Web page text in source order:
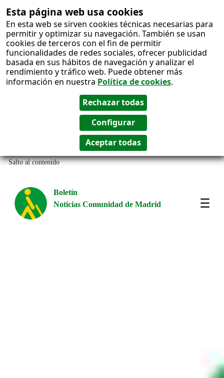
Esta página web usa cookies
En esta web se sirven cookies técnicas necesarias para
permitir y optimizar su navegación. También se usan
cookies de terceros con el fin de permitir
funcionalidades de redes sociales, ofrecer publicidad
basada en sus hábitos de navegación y analizar el
rendimiento y tráfico web. Puede obtener más
información en nuestra Política de cookies.
Salto al contenido
Boletín
Noticias Comunidad de Madrid